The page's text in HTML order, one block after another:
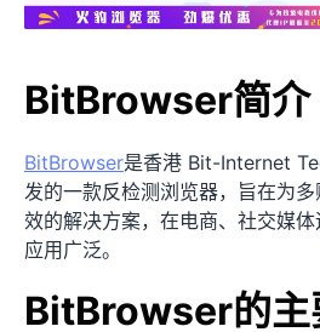
BitBrowser简介
BitBrowser是香港 Bit-Internet
发的一款反检测浏览器，旨在为
效的解决方案，在电商、社交媒
应用广泛。
BitBrowser的主